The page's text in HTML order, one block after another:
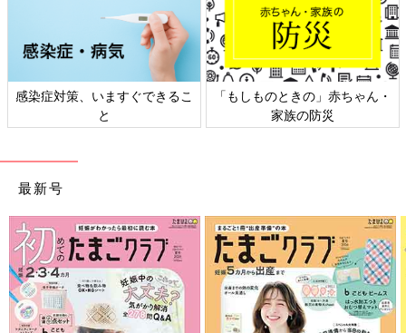
西松屋、バースデイ…「可愛すぎ」「履
き心地も◎」ベビー・キッズスニーカー
おすすめ5選
子どものスニーカーは種類が多く、履き心地や
デザインもさまざまなのでどれを選べばいいの
か迷ってしまいますよね。そこで今回はママお
すすめのベビー・キッズスニーカーをご紹介し
ます。激かわアイテムばかりなので、ぜひチェ
どの西松屋アイテムも500円以下とは思えない可愛さですよね！
買ってみてくださいね。
●記事内容でご紹介している投稿、リンク先は、削除される場合
があります。あらかじめご了承ください。
●記事の内容は2023年3月の情報で、現在と異なる場合がありま
す。
感染症対策、いますぐできるこ
と
「もしものときの」赤ちゃん・
家族の防災
最新号